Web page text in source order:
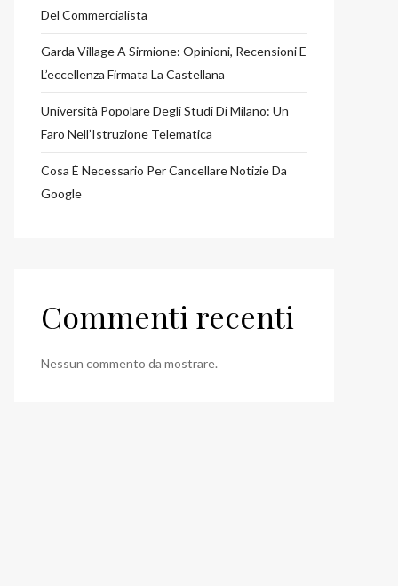
Del Commercialista
Garda Village A Sirmione: Opinioni, Recensioni E
L’eccellenza Firmata La Castellana
Università Popolare Degli Studi Di Milano: Un
Faro Nell’Istruzione Telematica
Cosa È Necessario Per Cancellare Notizie Da
Google
Commenti recenti
Nessun commento da mostrare.